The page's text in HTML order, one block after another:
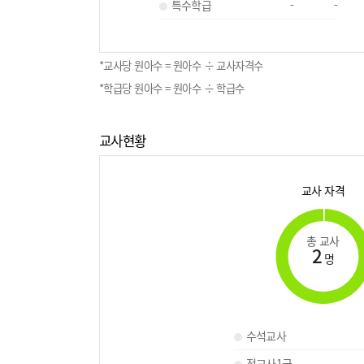
특수학급
- -
*교사당 원아수 = 원아수 ÷ 교사자격수
*학급당 원아수 = 원아수 ÷ 학급수
교사현황
교사 자격
총 교사
2 명
수석교사